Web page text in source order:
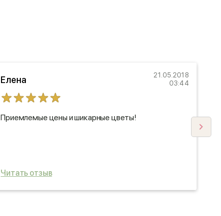
Елена
21.05.2018
03:44
Приемлемые цены и шикарные цветы!
Читать отзыв